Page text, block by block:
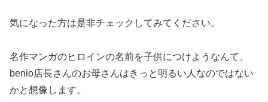
気になった方は是非チェックしてみてください。
名作マンガのヒロインの名前を子供につけようなんて、
benio店長さんのお母さんはきっと明るい人なのではない
かと想像します。